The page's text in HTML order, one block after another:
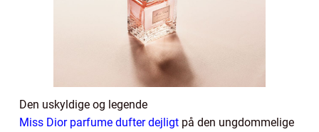
Den uskyldige og legende
Miss Dior parfume dufter dejligt på den ungdommelige